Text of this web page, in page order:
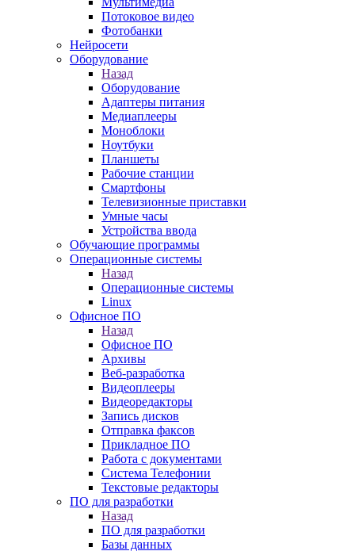
Потоковое видео
Фотобанки
Нейросети
Оборудование
Назад
Оборудование
Адаптеры питания
Медиаплееры
Моноблоки
Ноутбуки
Планшеты
Рабочие станции
Смартфоны
Телевизионные приставки
Умные часы
Устройства ввода
Обучающие программы
Операционные системы
Назад
Операционные системы
Linux
Офисное ПО
Назад
Офисное ПО
Архивы
Веб-разработка
Видеоплееры
Видеоредакторы
Запись дисков
Отправка факсов
Прикладное ПО
Работа с документами
Система Телефонии
Текстовые редакторы
ПО для разработки
Назад
ПО для разработки
Базы данных